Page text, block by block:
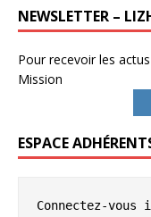
NEWSLETTER –
Pour recevoir les
Mission
ESPACE
Connectez-vous